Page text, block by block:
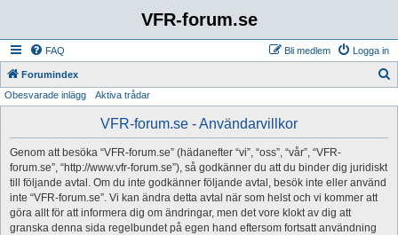
VFR-forum.se
FAQ Logga in
Bli medlem
Forumindex
Obesvarade inlägg Aktiva trådar
VFR-forum.se - Användarvillkor
Genom att besöka “VFR-forum.se” (hädanefter “vi”, “oss”, “vår”, “VFR-
forum.se”, “http://www.vfr-forum.se”), så godkänner du att du binder dig juridiskt
till följande avtal. Om du inte godkänner följande avtal, besök inte eller använd
inte “VFR-forum.se”. Vi kan ändra detta avtal när som helst och vi kommer att
göra allt för att informera dig om ändringar, men det vore klokt av dig att
granska denna sida regelbundet på egen hand eftersom fortsatt användning